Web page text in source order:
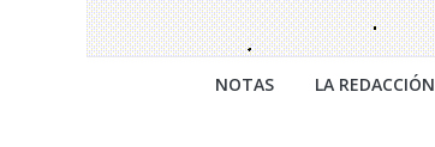
NOTAS LA REDACCIÓN